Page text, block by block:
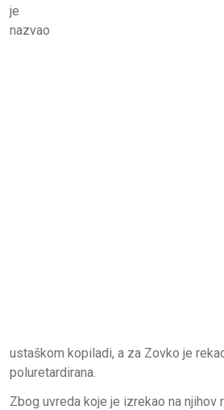
je
nazvao
ustaškom kopiladi, a za Zovko je
poluretardirana.
Zbog uvreda koje je izrekao na njihov